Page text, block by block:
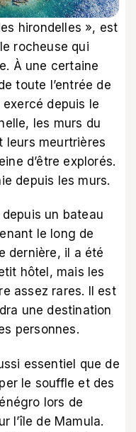
hirondelles », est
rocheuse qui
À une certaine
toute l’entrée de
depuis le
les murs du
leurs meurtrières
d’être explorés.
depuis les murs.
un bateau
le long de
dernière, il a été
hôtel, mais les
assez rares. Il est
une destination
personnes.
essentiel que de
le souffle et des
lors de
l’île de Mamula.